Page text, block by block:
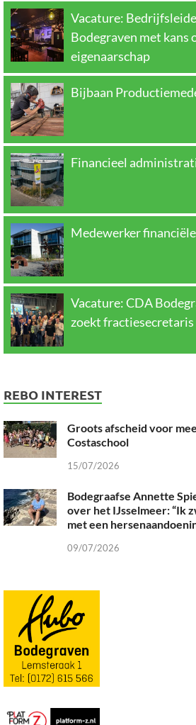
Vacature:
Bodegraven met kans
eigenaarschap
Bijbaan
Financieel
Medewerker
Vacature: CDA
zoekt fractiesecretaris
REBO INTEREST
Groots afscheid voor
Costaschool
15/07/2026
Bodegraafse Annette
over het IJsselmeer: “Ik
met een
09/07/2026